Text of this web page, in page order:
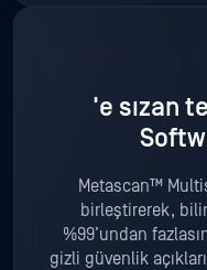
'e sızan
Metascan™
birleştirerek,
%99’undan
gizli güvenlik